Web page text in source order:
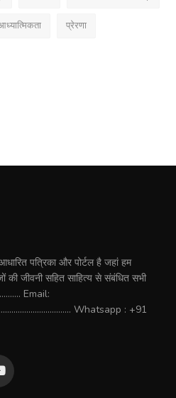
प्रेरणा
पत्रिका और पोर्टल है जहां हम
की जीवनी सहित साहित्य से संबंधित सभी
Email:
Whatsapp : +91